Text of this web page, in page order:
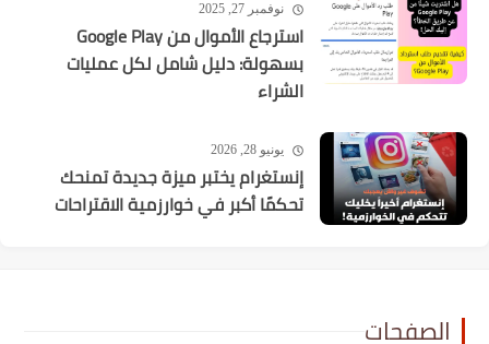
نوفمبر 27, 2025
استرجاع الأموال من Google Play
بسهولة: دليل شامل لكل عمليات
الشراء
يونيو 28, 2026
إنستغرام يختبر ميزة جديدة تمنحك
تحكمًا أكبر في خوارزمية الاقتراحات
الصفحات